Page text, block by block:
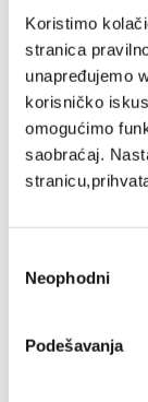
Koristimo
stranica
unapređujemo
korisničko
omogućimo
saobraćaj.
сагласности
Neophodni
Podešavanja
Kupuješ
Kupuješ